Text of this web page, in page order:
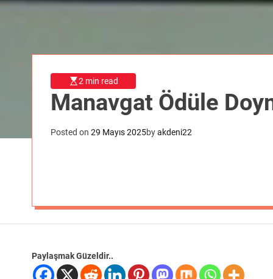
2 min read
Manavgat Ödüle
Posted on 29 Mayıs 2025byakdeni22
Paylaşmak Güzeldir..